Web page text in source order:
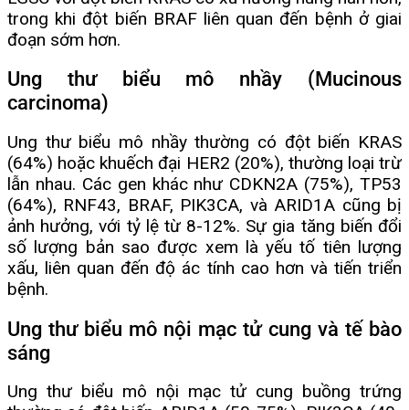
trong khi đột biến BRAF liên quan đến bệnh ở giai
đoạn sớm hơn.
Ung thư biểu mô nhầy (Mucinous
carcinoma)
Ung thư biểu mô nhầy thường có đột biến KRAS
(64%) hoặc khuếch đại HER2 (20%), thường loại trừ
lẫn nhau. Các gen khác như CDKN2A (75%), TP53
(64%), RNF43, BRAF, PIK3CA, và ARID1A cũng bị
ảnh hưởng, với tỷ lệ từ 8-12%. Sự gia tăng biến đổi
số lượng bản sao được xem là yếu tố tiên lượng
xấu, liên quan đến độ ác tính cao hơn và tiến triển
bệnh.
Ung thư biểu mô nội mạc tử cung và tế bào
sáng
Ung thư biểu mô nội mạc tử cung buồng trứng